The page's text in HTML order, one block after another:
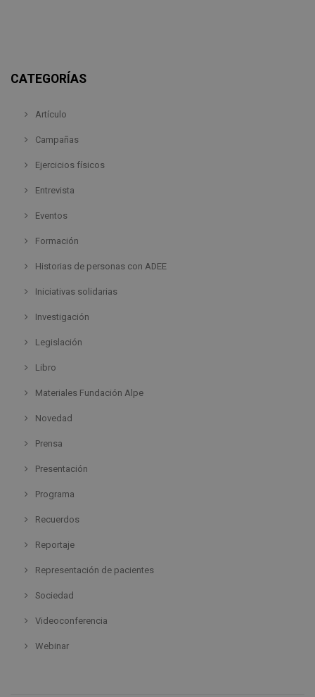
CATEGORÍAS
Artículo
Campañas
Ejercicios físicos
Entrevista
Eventos
Formación
Historias de personas con ADEE
Iniciativas solidarias
Investigación
Legislación
Libro
Materiales Fundación Alpe
Novedad
Prensa
Presentación
Programa
Recuerdos
Reportaje
Representación de pacientes
Sociedad
Videoconferencia
Webinar